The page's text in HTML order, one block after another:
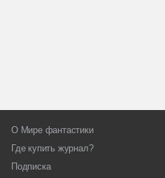
О Мире фантастики
Где купить журнал?
Подписка